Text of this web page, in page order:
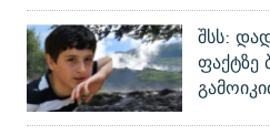
შსს: